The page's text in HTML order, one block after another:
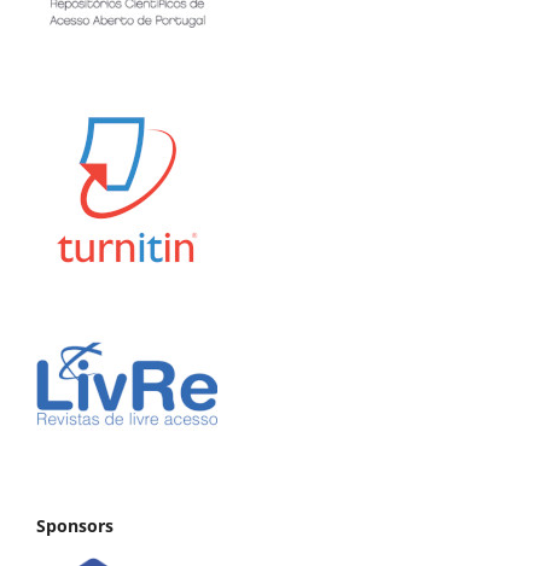
Sponsors